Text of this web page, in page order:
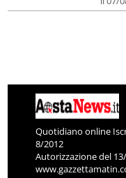
Quotidiano online
8/2012
Autorizzazione del